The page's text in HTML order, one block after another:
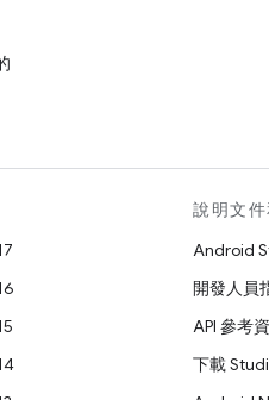
說明文
Android
開發人員
API 參考
下載